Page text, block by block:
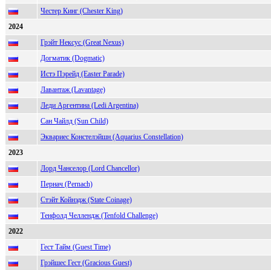
Честер Кинг (Chester King)
2024
Грэйт Нексус (Great Nexus)
Догматик (Dogmatic)
Истэ Пэрейд (Easter Parade)
Лавантаж (Lavantage)
Леди Аргентина (Ledi Argentina)
Сан Чайлд (Sun Child)
Эквариес Констелэйшн (Aquarius Constellation)
2023
Лорд Чанселор (Lord Chancellor)
Пернач (Pernach)
Стэйт Койнэдж (State Coinage)
Тенфолд Челлендж (Tenfold Challenge)
2022
Гест Тайм (Guest Time)
Грэйшес Гест (Gracious Guest)